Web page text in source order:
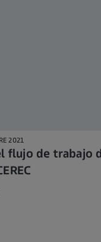
2021
flujo de trabajo